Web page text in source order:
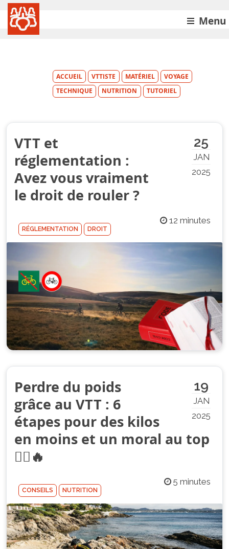
Menu
ACCUEIL VTTISTE MATÉRIEL
VOYAGE
TECHNIQUE
NUTRITION TUTORIEL
25
JAN
2025
VTT et
réglementation :
Avez vous vraiment
le droit de rouler ?
12 minutes
RÉGLEMENTATION DROIT
19
JAN
2025
Perdre du poids
grâce au VTT : 6
étapes pour des kilos
en moins et un moral au top
🚵‍♂️🔥
5 minutes
CONSEILS NUTRITION